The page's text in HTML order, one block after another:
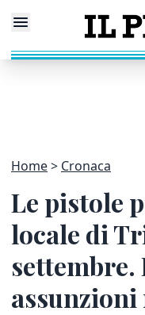
Home Cronaca
Le pistole
locale di
settembre.